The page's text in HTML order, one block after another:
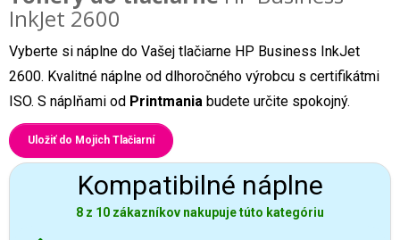
InkJet 2600
Vyberte si náplne do Vašej tlačiarne HP Business InkJet
2600. Kvalitné náplne od dlhoročného výrobcu s certifikátmi
ISO. S náplňami od Printmania budete určite spokojný.
Uložiť do Mojich Tlačiarní
Kompatibilné náplne
8 z 10 zákazníkov nakupuje túto kategóriu